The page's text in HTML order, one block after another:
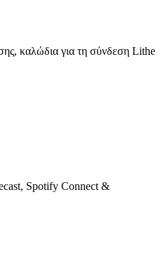
καλώδια για τη σύνδεση Lithe
Spotify Connect &